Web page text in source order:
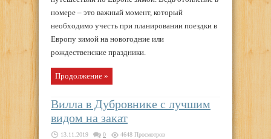
номере – это важный момент, который
необходимо учесть при планировании поездки в
Европу зимой на новогодние или
рождественские праздники.
Продолжение »
Вилла в Дубровнике с лучшим
видом на закат
13.11.2019 0 4648 Просмотров